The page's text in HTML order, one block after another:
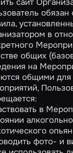
обязан
в
общих
на
общими для
в
фото- и